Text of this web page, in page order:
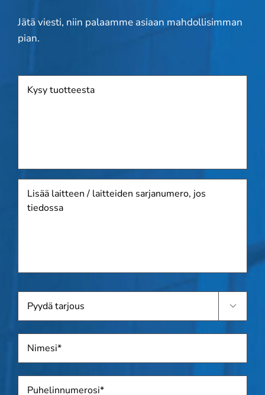
Jätä viesti, niin palaamme asiaan mahdollisimman
pian.
laitteen
tarjous

Nimi *
Puhelin *